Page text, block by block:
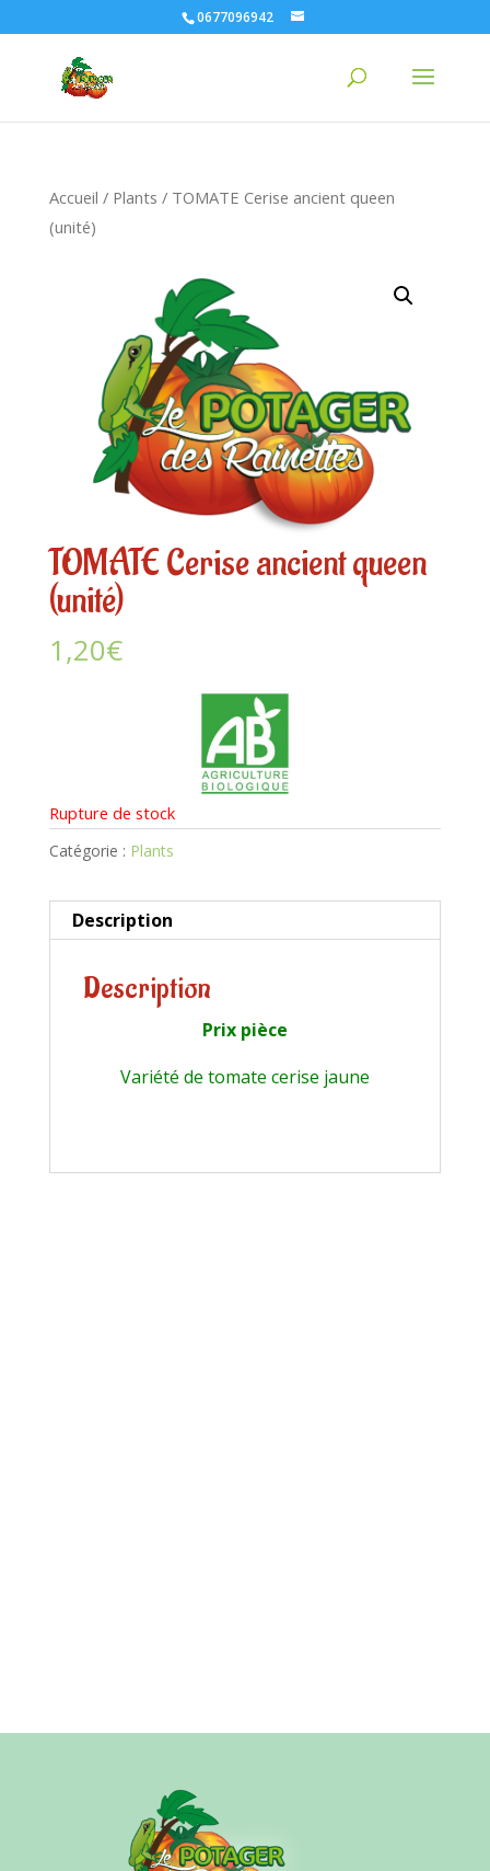
0677096942
Accueil / Plants / TOMATE Cerise ancient queen
(unité)
TOMATE Cerise ancient queen
(unité)
1,20€
Rupture de stock
Catégorie : Plants
Description
Description
Prix pièce
Variété de tomate cerise jaune